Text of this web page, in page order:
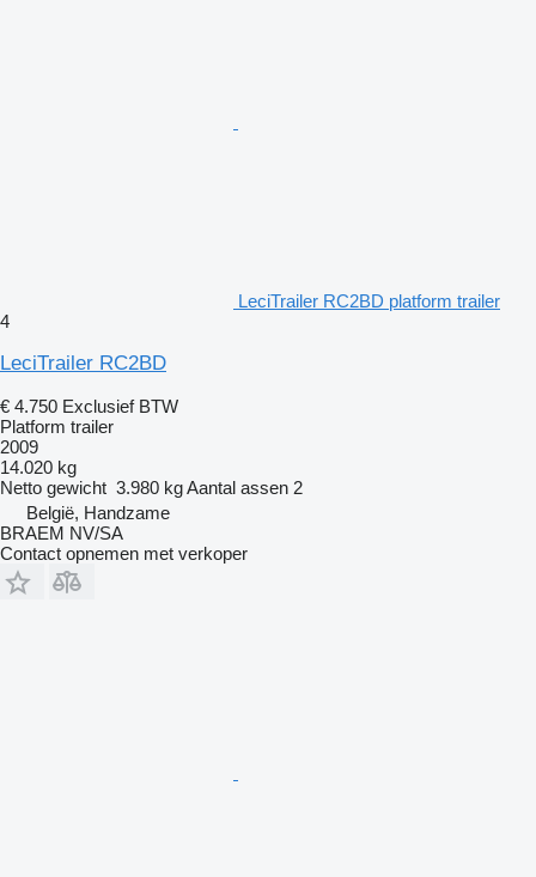
LeciTrailer RC2BD platform trailer
4
LeciTrailer RC2BD
€ 4.750 Exclusief BTW
Platform trailer
2009
14.020 kg
Netto gewicht 3.980 kgAantal assen 2
België, Handzame
BRAEM NV/SA
Contact opnemen met verkoper